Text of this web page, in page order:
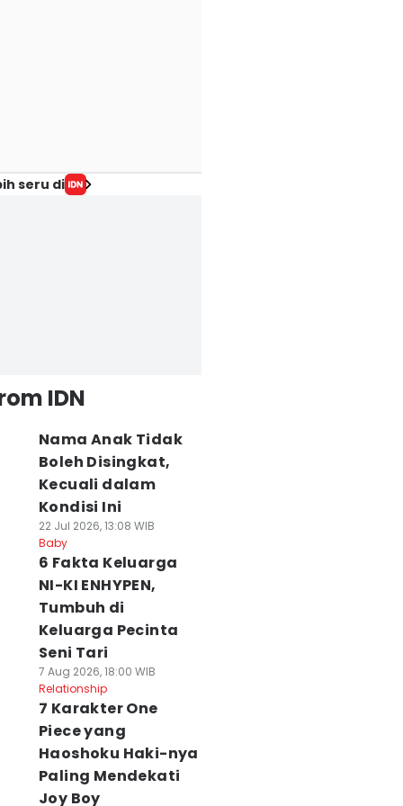
seru di
IDN
Nama Anak Tidak
Boleh Disingkat,
Kecuali dalam
Kondisi Ini
22 Jul 2026, 13:08 WIB
Baby
6 Fakta Keluarga
NI-KI ENHYPEN,
Tumbuh di
Keluarga Pecinta
Seni Tari
7 Aug 2026, 18:00 WIB
Relationship
7 Karakter One
Piece yang
Haoshoku Haki-nya
Paling Mendekati
Joy Boy